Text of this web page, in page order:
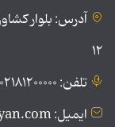
آدرس: بلوار
۱۲
تلفن: ۰۲۱۸۱۲۰۰۰۰۰
ایمیل: public@tebyan.com